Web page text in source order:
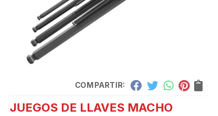
COMPARTIR:
JUEGOS DE LLAVES MACHO